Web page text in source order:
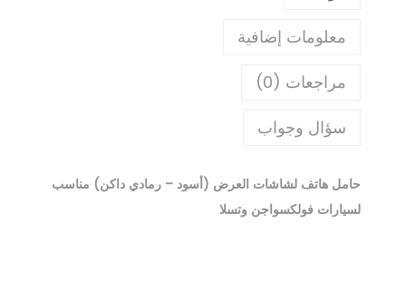
معلومات إضافية
مراجعات (0)
سؤال وجواب
حامل هاتف لشاشات العرض (أسود – رمادي داكن) مناسب
لسيارات فولكسواجن وتسلا